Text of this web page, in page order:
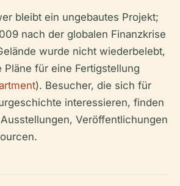
bleibt ein ungebautes Projekt;
nach der globalen Finanzkrise
wurde nicht wiederbelebt,
Pläne für eine Fertigstellung
). Besucher, die sich für
interessieren, finden
Veröffentlichungen